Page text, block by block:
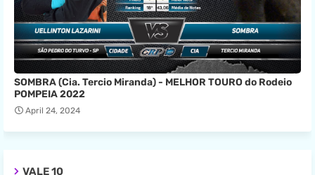
SOMBRA (Cia. Tercio Miranda) - MELHOR TOURO do Rodeio
POMPEIA 2022
April 24, 2024
VALE 10